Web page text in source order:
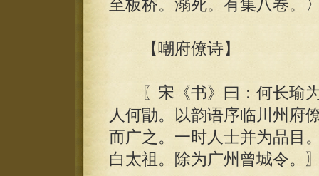
至板桥。溺死。有集八卷。
【嘲府僚诗】
〖宋《书》曰：何长瑜为
人何勖。以韵语序临川州府
而广之。一时人士并为品目
白太祖。除为广州曾城令。